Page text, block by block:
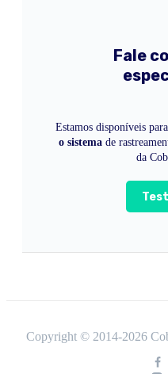
Fale
Estamos disponíveis para
o sistemade
da
Copyright © 2014-2026